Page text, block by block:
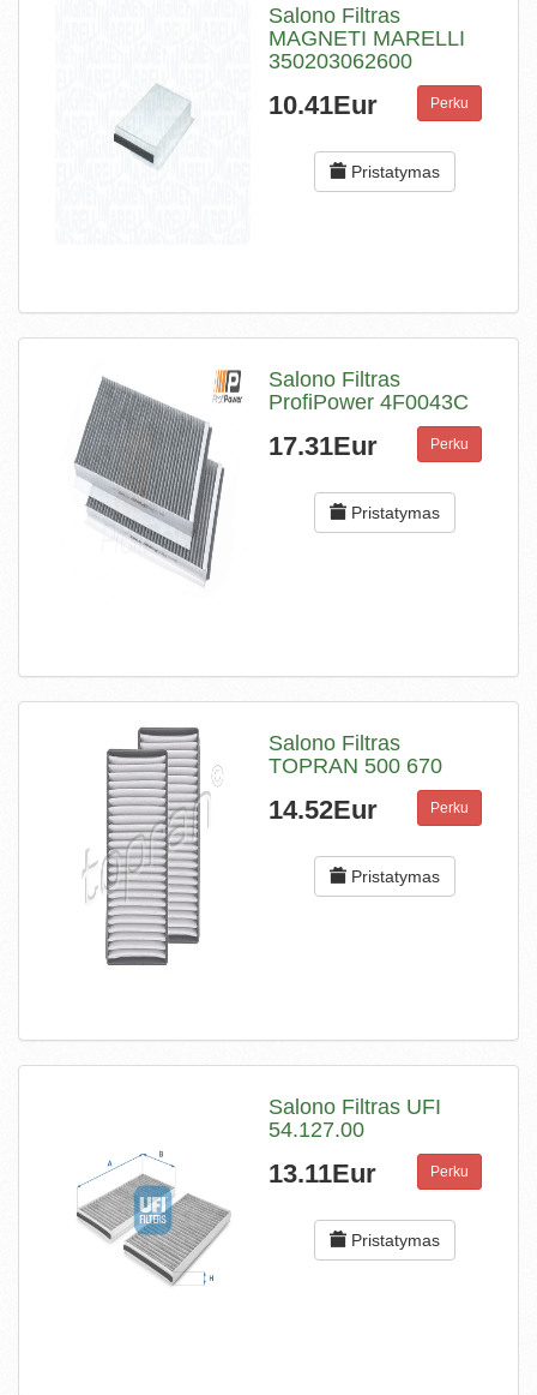
Salono Filtras
MAGNETI MARELLI
350203062600
10.41Eur Perku
Pristatymas
Salono Filtras
ProfiPower 4F0043C
17.31Eur Perku
Pristatymas
Salono Filtras
TOPRAN 500 670
14.52Eur Perku
Pristatymas
Salono Filtras UFI
54.127.00
13.11Eur Perku
Pristatymas